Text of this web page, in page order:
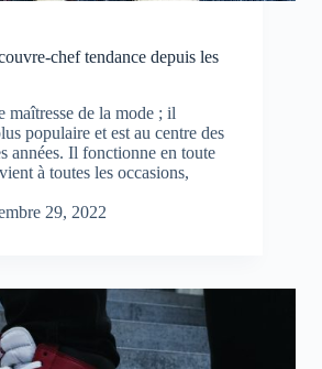
chef tendance depuis les
maîtresse de la mode ; il
populaire et est au centre des
années. Il fonctionne en toute
à toutes les occasions,
29, 2022